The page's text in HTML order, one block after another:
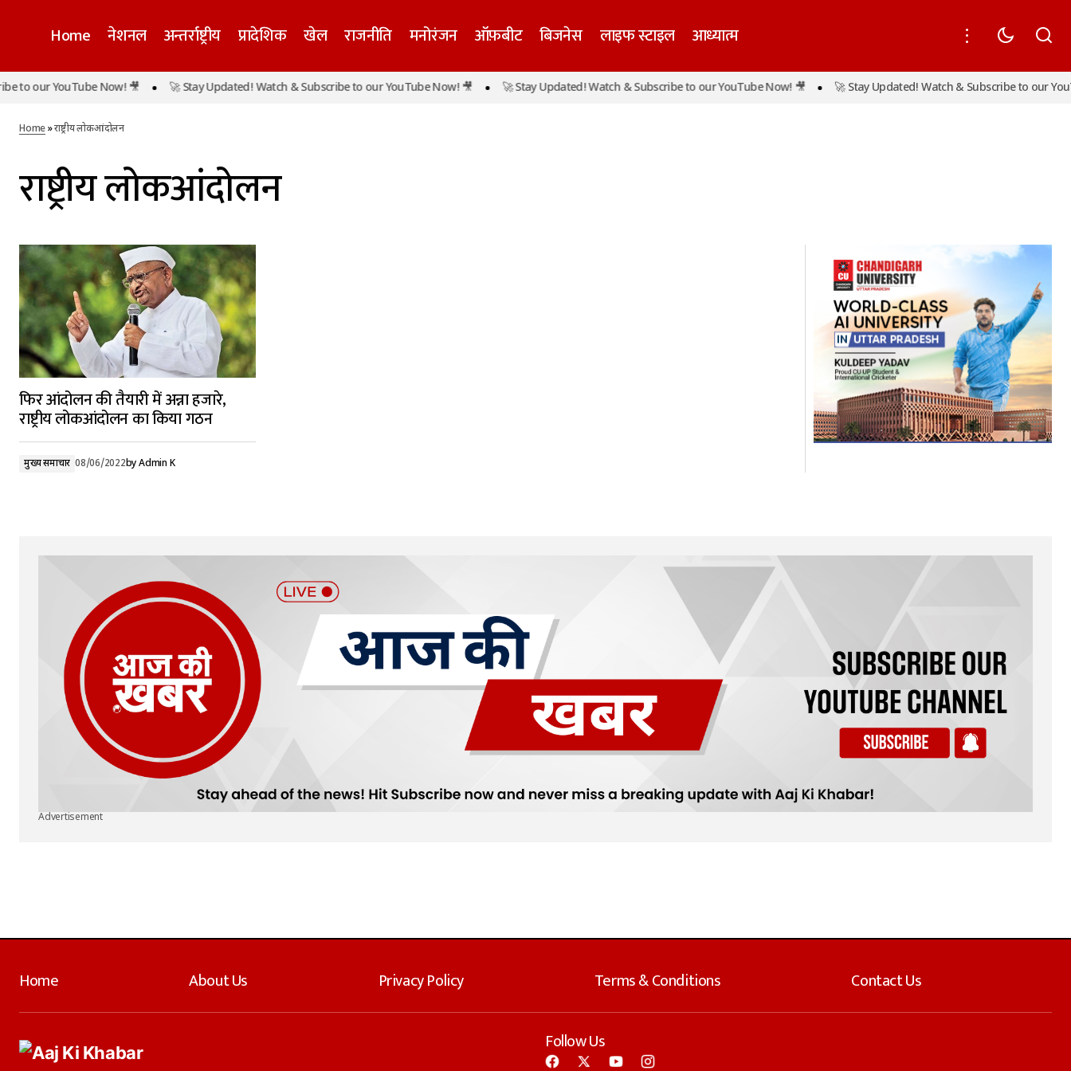
Home नेशनल अन्तर्राष्ट्रीय प्रादेशिक खेल राजनीति मनोरंजन ऑफ़बीट बिजनेस लाइफ स्टाइल आध्यात्म
to our YouTube Now! 🎥 🚀 Stay Updated! Watch & Subscribe to our YouTube Now! 🎥 🚀 Stay Updated! Watch & Subscribe to our YouTube Now! 🎥 🚀 Stay Updated! Watch & Subscribe to our
Home»राष्ट्रीय लोकआंदोलन
राष्ट्रीय लोकआंदोलन
फिर आंदोलन की तैयारी में अन्ना हजारे,
राष्ट्रीय लोकआंदोलन का किया गठन
मुख्य समाचार 08/06/2022byAdmin K
Advertisement
Home About Us Privacy Policy Terms & Conditions Contact Us
Follow Us